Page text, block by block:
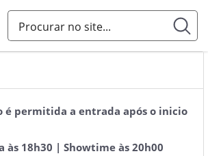
é permitida a entrada após o inicio
às 18h30 | Showtime às 20h00